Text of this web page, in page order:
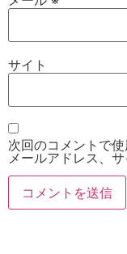
サイト
次回のコメントで
メールアドレス、サ